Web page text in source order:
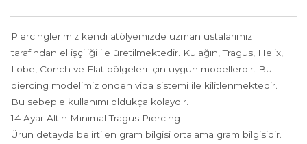
Piercinglerimiz kendi atölyemizde uzman ustalarımız
tarafından el işçiliği ile üretilmektedir. Kulağın, Tragus, Helix,
Lobe, Conch ve Flat bölgeleri için uygun modellerdir. Bu
piercing modelimiz önden vida sistemi ile kilitlenmektedir.
Bu sebeple kullanımı oldukça kolaydır.
14 Ayar Altın Minimal Tragus Piercing
Ürün detayda belirtilen gram bilgisi ortalama gram bilgisidir.